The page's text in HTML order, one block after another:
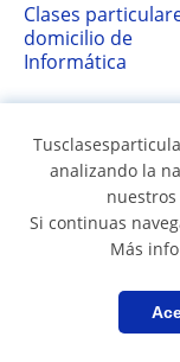
Guardar
clases particulares a
domicilio de
Informática
Clases de
Clases de
en Antofagasta
Clases de
en Cachapoal
analizando la
Si continuas
Más